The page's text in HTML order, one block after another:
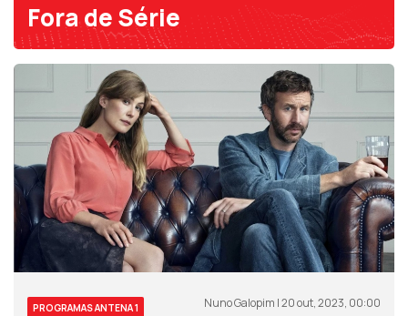
Fora de Série
PROGRAMAS ANTENA 1 Nuno Galopim | 20 out, 2023, 00:00